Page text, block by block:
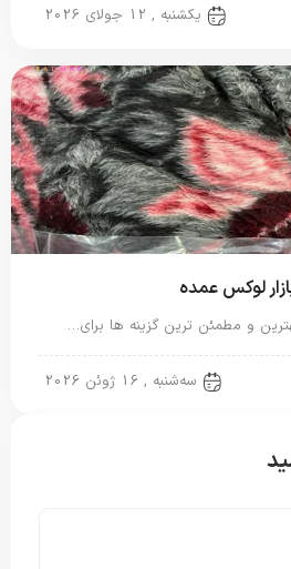
یکشنبه , 12 جولای 2026
لوکس عمده
و مطمئن ترین گزینه ها برای…
سه‌شنبه , 16 ژوئن 2026